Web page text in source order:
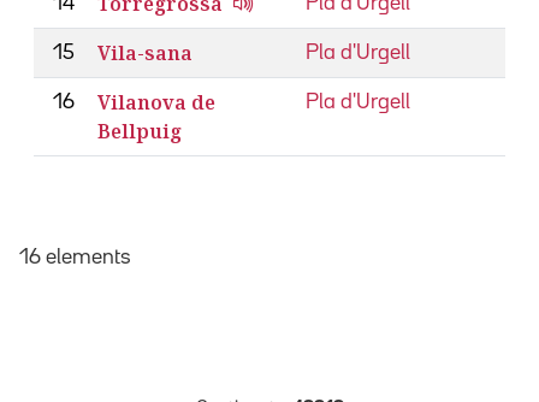
15 Vila-sana Pla d'Urgell
16
Vilanova de
Bellpuig
Pla d'Urgell
16 elements